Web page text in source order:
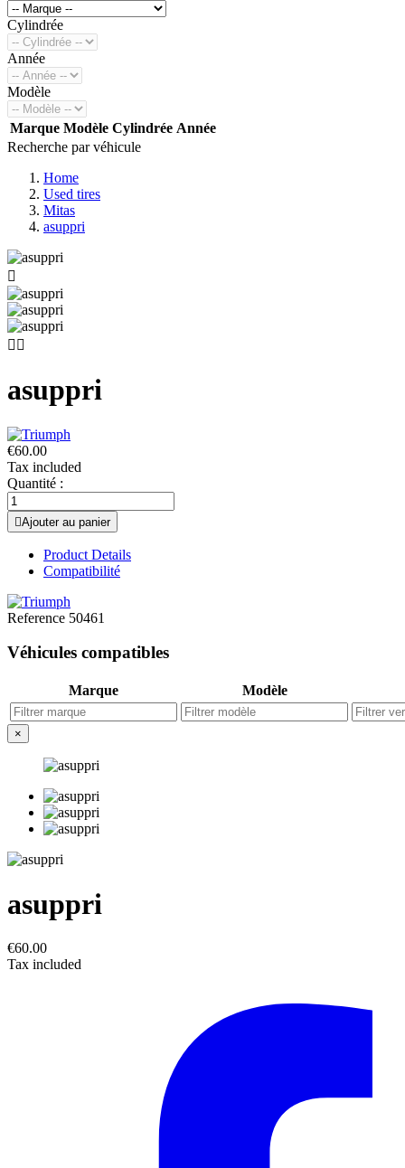
Cylindrée
Année
Modèle
Marque Modèle Cylindrée Année
Recherche par véhicule
Home
Used tires
Mitas
asuppri

 
asuppri
€60.00
Tax included
Quantité :
Ajouter au panier
Product Details
Compatibilité
Reference 50461
Véhicules compatibles
Marque Modèle
×
asuppri
€60.00
Tax included